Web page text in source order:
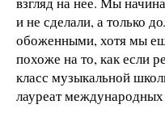
и не сделали, а только
обоженными, хотя мы
похоже на то, как если
класс музыкальной
лауреат международных